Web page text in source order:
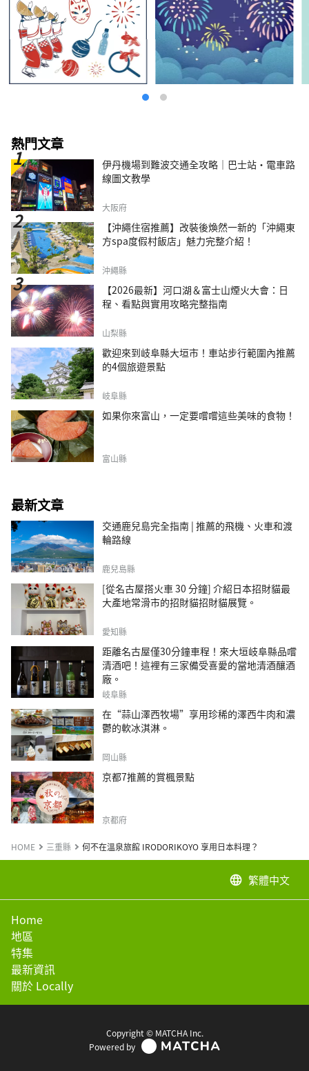
熱門文章
伊丹機場到難波交通全攻略｜巴士站・電車路
線圖文教學
大阪府
【沖繩住宿推薦】改裝後煥然一新的「沖繩東
方spa度假村飯店」魅力完整介紹！
沖繩縣
【2026最新】河口湖＆富士山煙火大會：日
程、看點與實用攻略完整指南
山梨縣
歡迎來到岐阜縣大垣市！車站步行範圍內推薦
的4個旅遊景點
岐阜縣
如果你來富山，一定要嚐嚐這些美味的食物！
富山縣
最新文章
交通鹿兒島完全指南 | 推薦的飛機、火車和渡
輪路線
鹿兒島縣
[從名古屋搭火車 30 分鐘] 介紹日本招財貓最
大產地常滑市的招財貓招財貓展覽。
愛知縣
距離名古屋僅30分鐘車程！來大垣岐阜縣品嚐
清酒吧！這裡有三家備受喜愛的當地清酒釀酒
廠。
岐阜縣
在“蒜山澤西牧場”享用珍稀的澤西牛肉和濃
鬱的軟冰淇淋。
岡山縣
京都7推薦的賞楓景點
京都府
HOME 三重縣 何不在溫泉旅館 IRODORIKOYO 享用日本料理？
language 繁體中文
Home
地區
特集
最新資訊
關於 Locally
Copyright © MATCHA Inc.
Powered by